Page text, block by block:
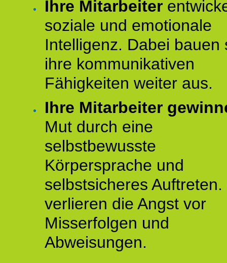
Ihre Mitarbeiter
soziale und emotionale
Intelligenz. Dabei bauen
ihre kommunikativen
Fähigkeiten weiter aus.
Ihre Mitarbeiter
Mut durch eine
selbstbewusste
Körpersprache und
selbstsicheres Auftreten.
verlieren die Angst vor
Misserfolgen und
Abweisungen.